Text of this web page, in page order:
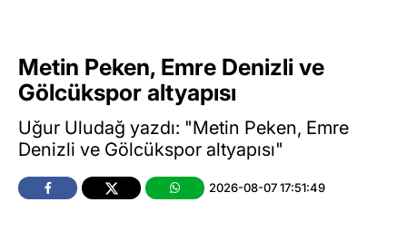
Metin Peken, Emre Denizli ve
Gölcükspor altyapısı
Uğur Uludağ yazdı: "Metin Peken, Emre
Denizli ve Gölcükspor altyapısı"
2026-08-07 17:51:49